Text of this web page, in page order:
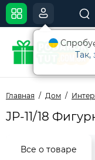
Главная Дом
JP-11/18
Все о товаре
Так,